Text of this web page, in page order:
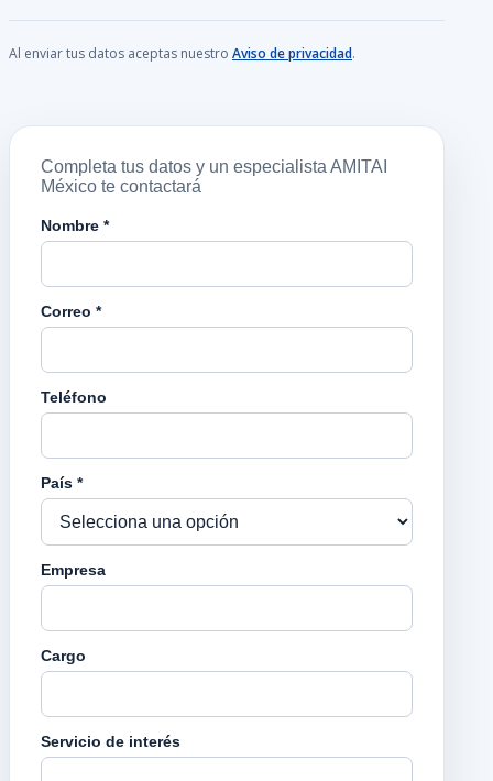
Al enviar tus datos aceptas nuestro Aviso de privacidad.